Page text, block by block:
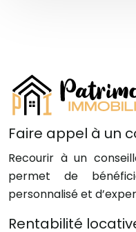
Faire appel à un
Recourir à un
permet de
personnalisé et
Rentabilité